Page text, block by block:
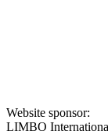
Website sponsor:
LIMBO